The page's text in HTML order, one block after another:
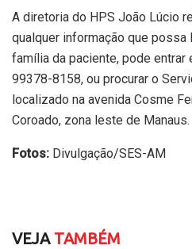
A diretoria do HPS João Lúcio
qualquer informação que possa
família da paciente, pode
99378-8158, ou procurar o
localizado na avenida Cosme
Coroado, zona leste de Manaus.
Fotos: Divulgação/SES-AM
VEJATAMBÉM